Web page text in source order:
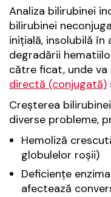
Analiza bilirubinei
bilirubinei
inițială, insolubilă în
degradării
către ficat, unde
directă (conjugată)
Creșterea
diverse probleme,
Hemoliză
globulelor roșii)
Deficiențe
afectează